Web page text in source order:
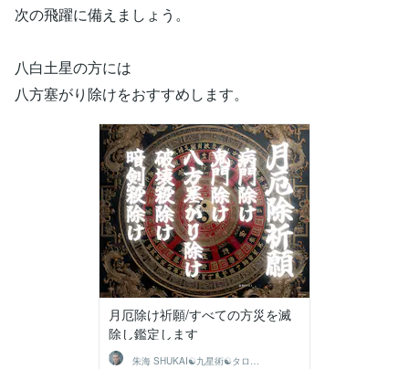
次の飛躍に備えましょう。
八白土星の方には
八方塞がり除けをおすすめします。
月厄除け祈願/すべての方災を滅
除し鑑定します
朱海 SHUKAI☯九星術☯タロット和尚